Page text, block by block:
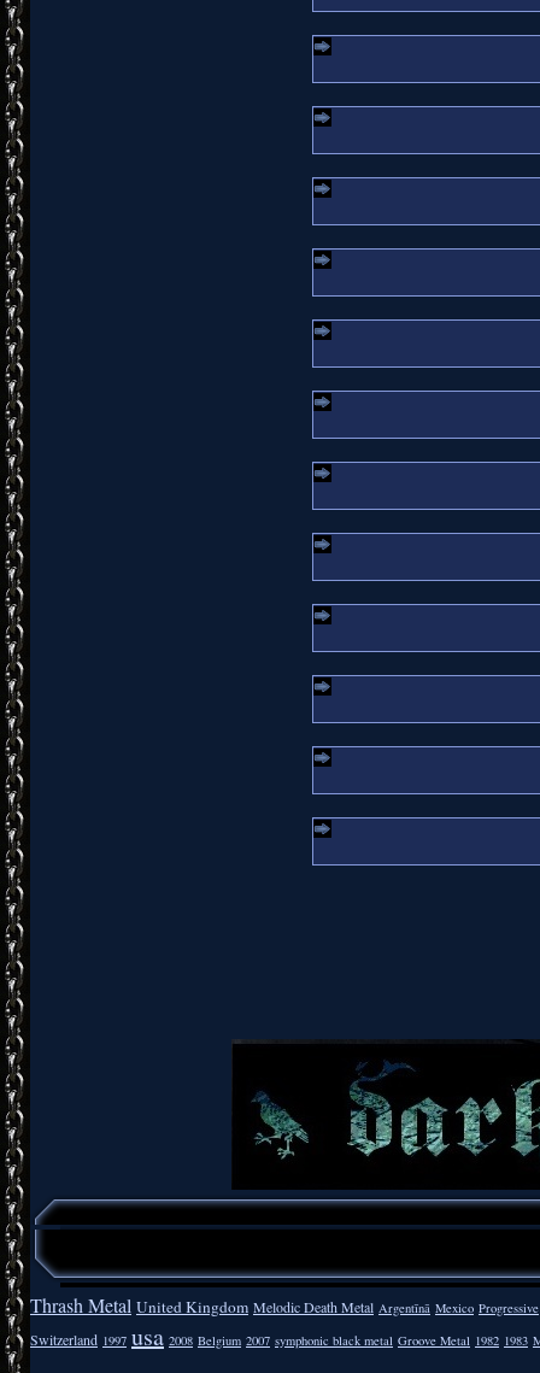
Thrash Metal United Kingdom Melodic Death Metal Argentīnā Mexico Progressive
Switzerland 1997 usa 2008 Belgium 2007 symphonic black metal Groove Metal 1982 1983